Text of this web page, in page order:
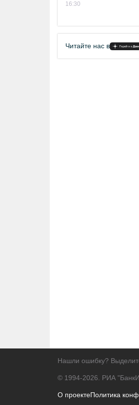
16:30
Читайте нас в
Нашли ошибку?
© 1994-2026. РИА
О проектеПолитика